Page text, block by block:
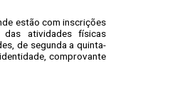
estão com inscrições
das atividades físicas
de segunda a quinta-
comprovante